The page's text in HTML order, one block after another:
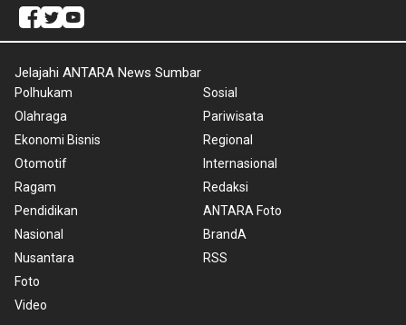
Jelajahi ANTARA News Sumbar
Polhukam
Olahraga
Ekonomi Bisnis
Otomotif
Ragam
Pendidikan
Nasional
Nusantara
Foto
Video
Sosial
Pariwisata
Regional
Internasional
Redaksi
ANTARA Foto
BrandA
RSS